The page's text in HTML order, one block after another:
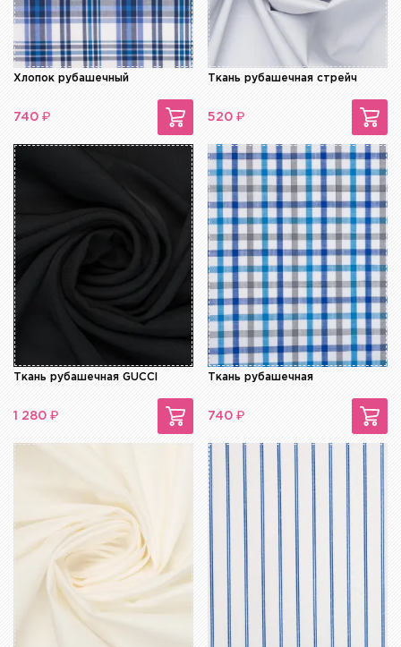
Хлопок рубашечный
740 ₽
Ткань рубашечная стрейч
520 ₽
Ткань рубашечная GUCCI
1 280 ₽
Ткань рубашечная
740 ₽